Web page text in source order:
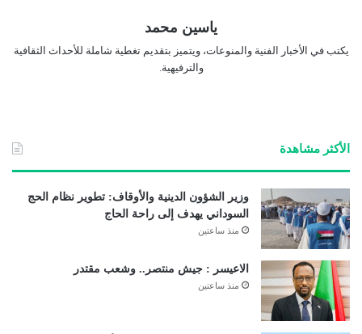
ياسين محمد
يكتب في الأخبار الفنية والمنوعات، ويتميز بتقديم تغطية شاملة للأحداث الثقافية
والترفيهية.
الأكثر مشاهدة
وزير الشؤون الدينية والأوقاف: تطوير نظام الحج
السوداني يهدف إلى راحة الحاج
منذ ساعتين
الاعيسر : جيش منتصر.. وشعب مقتدر
منذ ساعتين